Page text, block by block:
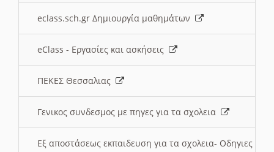
eclass.sch.gr Δημιουργία μαθημάτων
eClass - Εργασίες και ασκήσεις
ΠΕΚΕΣ Θεσσαλιας
Γενικος συνδεσμος με πηγες για τα σχολεια
Εξ αποστάσεως εκπαιδευση για τα σχολεια- Οδηγιες